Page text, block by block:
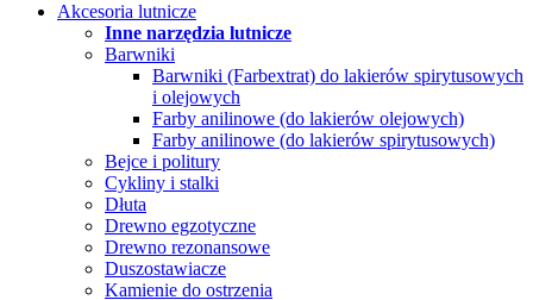
Akcesoria lutnicze
Inne narzędzia lutnicze
Barwniki
Barwniki (Farbextrat) do lakierów spirytusowych
i olejowych
Farby anilinowe (do lakierów olejowych)
Farby anilinowe (do lakierów spirytusowych)
Bejce i politury
Cykliny i stalki
Dłuta
Drewno egzotyczne
Drewno rezonansowe
Duszostawiacze
Kamienie do ostrzenia